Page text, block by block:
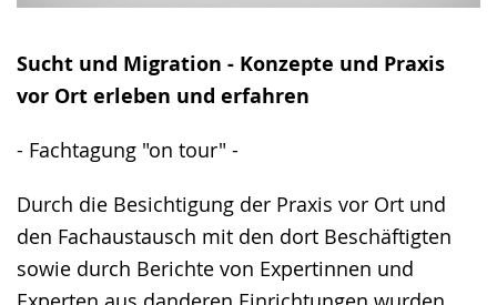
Sucht und Migration - Konzepte und Praxis
vor Ort erleben und erfahren
- Fachtagung "on tour" -
Durch die Besichtigung der Praxis vor Ort und
den Fachaustausch mit den dort Beschäftigten
sowie durch Berichte von Expertinnen und